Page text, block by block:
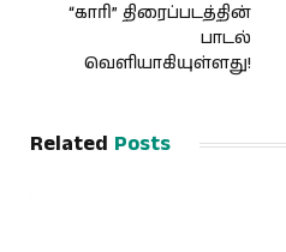
“காரி” திரைப்படத்தின்
பாடல்
வெளியாகியுள்ளது!
Related Posts